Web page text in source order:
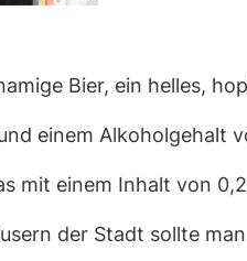
Bier, ein helles,
einem
mit einem Inhalt von
der Stadt sollte